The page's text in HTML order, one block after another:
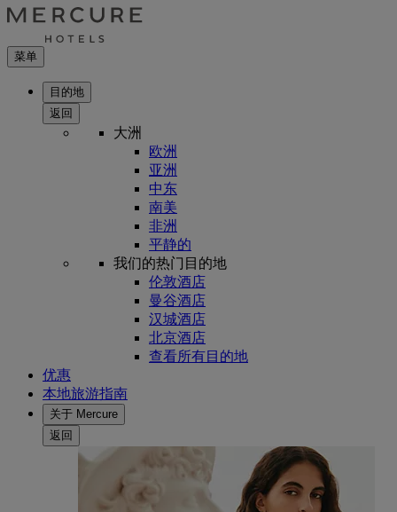
菜单
目的地
返回
大洲
欧洲
亚洲
中东
南美
非洲
平静的
我们的热门目的地
伦敦酒店
曼谷酒店
汉城酒店
北京酒店
查看所有目的地
优惠
本地旅游指南
关于 Mercure
返回